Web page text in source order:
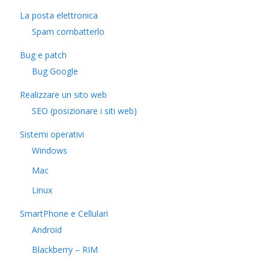
La posta elettronica
Spam combatterlo
Bug e patch
Bug Google
Realizzare un sito web
SEO (posizionare i siti web)
Sistemi operativi
Windows
Mac
Linux
SmartPhone e Cellulari
Android
Blackberry – RIM